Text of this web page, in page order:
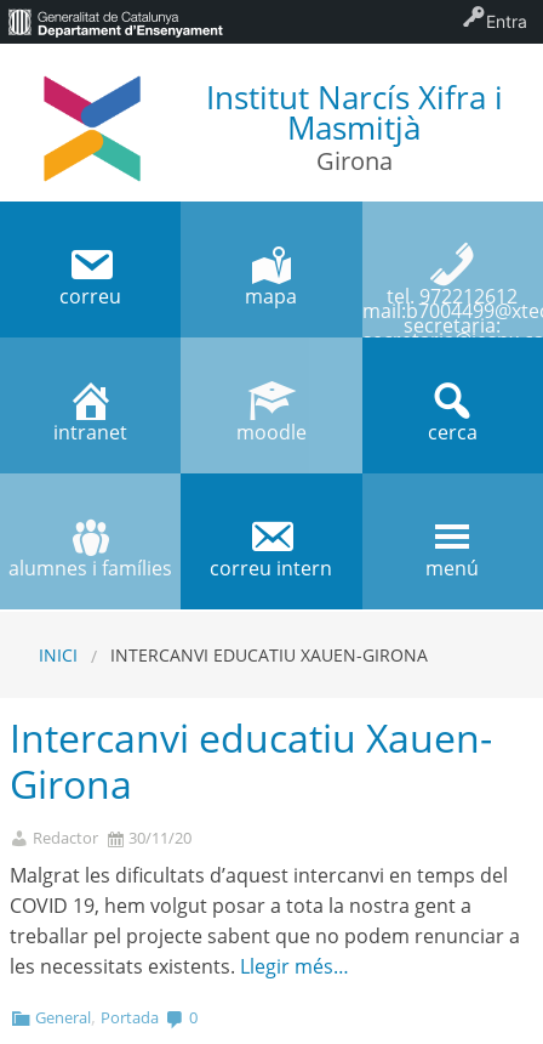
Institut Narcís Xifra i
Masmitjà
Girona
correu mapa tel. 972212612
secretaria:
intranet moodle cerca
alumnes i famílies correu intern menú
INICI INTERCANVI EDUCATIU XAUEN-GIRONA
Intercanvi educatiu Xauen-
Girona
Redactor 30/11/20
Malgrat les dificultats d’aquest intercanvi en temps del
COVID 19, hem volgut posar a tota la nostra gent a
treballar pel projecte sabent que no podem renunciar a
les necessitats existents. Llegir més…
General, Portada 0
Entra